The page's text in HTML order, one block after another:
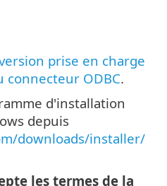
prise en charge
connecteur ODBC.
d'installation
depuis
downloads/installer/
les termes de la